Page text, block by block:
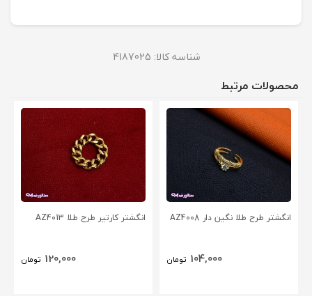
شناسه کالا: 4187025
محصولات مرتبط
انگشتر طرح طلا نگین دار AZ4008
104,000 تومان
انگشتر کارتیر طرح طلا AZ4013
120,000 تومان